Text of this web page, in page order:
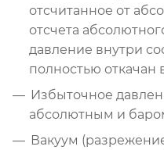
отсчитанное от
отсчета
давление внутри
полностью откачан
Избыточное
абсолютным и
Вакуум